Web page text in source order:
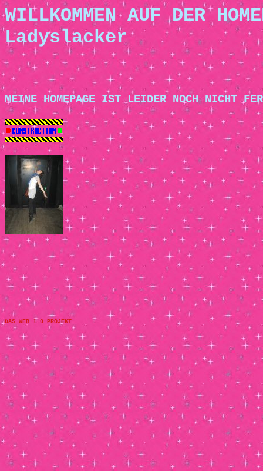
WILLKOMMEN AUF DER
Ladyslacker
MEINE HOMEPAGE IST LEIDER NOCH NICHT
DAS WEB 1.0 PROJEKT